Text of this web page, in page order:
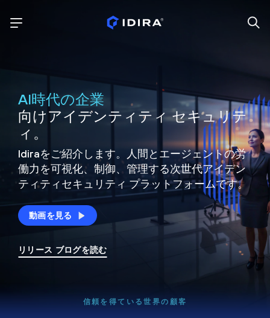
AI時代の企業
向けアイデンティティ セキュリテ
ィ。
Idiraをご紹介します。人間とエージェントの労
働力を可視化、制御、 管理する次世代アイデン
ティティセキュリティ プラットフォームです。
動画を見る
リリース ブログを読む
信頼を得ている世界の顧客